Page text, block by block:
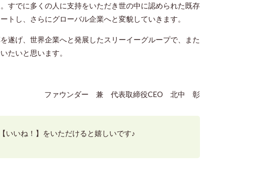
すでに多くの人に支持をいただき世の中に認められた既存
トし、さらにグローバル企業へと変貌していきます。
遂げ、世界企業へと発展したスリーイーグループで、また
たいと思います。
ファウンダー 兼 代表取締役CEO 北中 彰
いいね！】をいただけると嬉しいです♪